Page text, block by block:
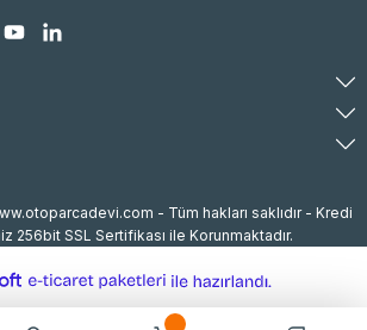
- Tüm hakları saklıdır - Kredi
256bit SSL Sertifikası ile Korunmaktadır.
ideasoft
e-
paketleri